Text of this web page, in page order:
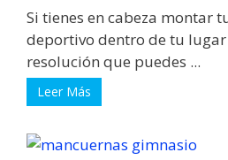
Si tienes en cabeza montar
deportivo dentro de tu
resolución que puedes ...
Leer Más